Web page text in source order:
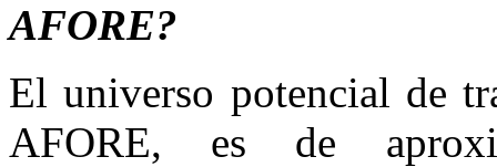
AFORE?
El universo potencial de
AFORE, es de